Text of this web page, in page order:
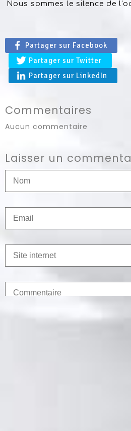
Nous sommes le silence de
Partager sur Facebook
Partager sur Twitter
Partager sur LinkedIn
Commentaires
Aucun commentaire
Laisser un